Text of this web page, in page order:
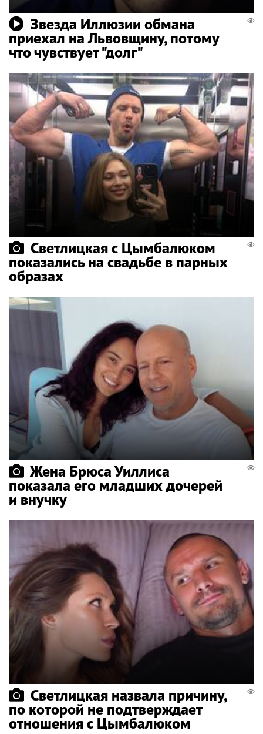
Звезда Иллюзии обмана
приехал на Львовщину, потому
что чувствует "долг"
Светлицкая с Цымбалюком
показались на свадьбе в парных
образах
Жена Брюса Уиллиса
показала его младших дочерей
и внучку
Светлицкая назвала причину,
по которой не подтверждает
отношения с Цымбалюком